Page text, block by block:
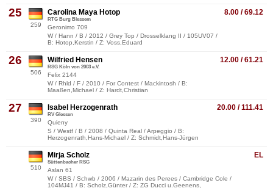
25
259
8.00 / 69.12
Carolina Maya Hotop
RTG Burg Blessem
Geronimo 709
W / Hann / B / 2012 / Grey Top / Drosselklang II / 105UV07 /
B: Hotop,Kerstin / Z: Voss,Eduard
26
506
12.00 / 61.21
Wilfried Hensen
RSG Köln von 2003 e.V.
Felix 2144
W / Rhld / F / 2010 / For Contest / Mackintosh / B:
Maaßen,Michael / Z: Hardt,Christian
27
390
20.00 / 111.41
Isabel Herzogenrath
RV Glessen
Quieny
S / Westf / B / 2008 / Quinta Real / Arpeggio / B:
Herzogenrath,Hans-Michael / Z: Schmidt,Hans-Jürgen
510
EL
Mirja Scholz
Süttenbacher RSG
Aslan 61
W / SBS / Schwb / 2006 / Mazarin des Perees / Cambridge Cole /
104MJ41 / B: Scholz,Günter / Z: ZG Ducci u.Geenens,